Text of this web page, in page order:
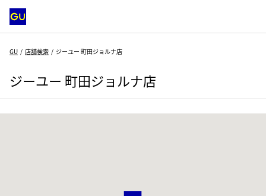
GU 店舗検索 ジーユー 町田ジョルナ店
ジーユー 町田ジョルナ店